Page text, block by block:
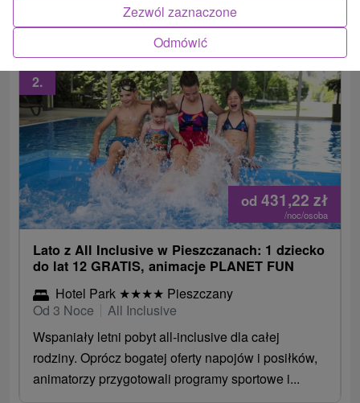
2-godzinny dostęp do saun i 1 zabieg w cenie.
od 431,22 zł
/noc/osoba
2.
Lato z All Inclusive w Pieszczanach: 1 dziecko
do lat 12 GRATIS, animacje PLANET FUN
Hotel Park ★★★★ Pieszczany
Od 3 Noce
All Inclusive
Wspaniały letni pobyt all-inclusive dla całej
rodziny. Oprócz bogatej oferty napojów i posiłków,
animatorzy przygotowali programy sportowe i...
Odmówić
Zezwól zaznaczone